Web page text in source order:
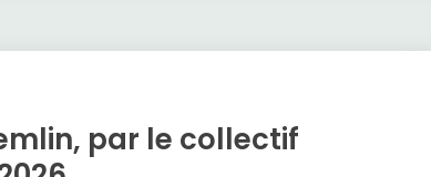
par le collectif